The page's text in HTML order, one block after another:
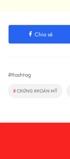
Chia sẻ
#Hashtag
#CHỨNG KHOÁN MỸ